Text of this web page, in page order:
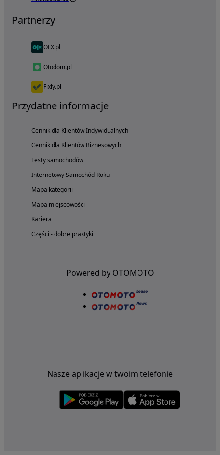
Partnerzy
OLX.pl
Otodom.pl
Fixly.pl
Przydatne informacje
Cennik dla Klientów Indywidualnych
Cennik dla Klientów Biznesowych
Testy samochodów
Internetowy Samochód Roku
Mapa kategorii
Mapa miejscowości
Kariera
Części - dobre praktyki
Powered by OTOMOTO
Nasze aplikacje w twoim telefonie